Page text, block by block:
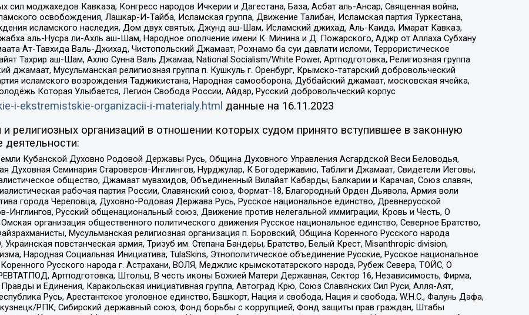
моджахедов Кавказа, Конгресс народов Ичкерии и Дагестана, База, Асбат аль-Ансар, Священная война,
освобождения, Лашкар-И-Тайба, Исламская группа, Движение Талибан, Исламская партия Туркестана,
исламского наследия, Дом двух святых, Джунд аш-Шам, Исламский джихад, Аль-Каида, Имарат Кавказ,
аль-Нусра ли-Ахль аш-Шам, Народное ополчение имени К. Минина и Д. Пожарского, Аджр от Аллаха Субхану
Ат-Тавхида Валь-Джихад, Чистопольский Джамаат, Рохнамо ба суи давлати исломи, Террористическое
Тахрир аш-Шам, Ахлю Сунна Валь Джамаа, National Socialism/White Power, Артподготовка, Религиозная группа
джамаат, Мусульманская религиозная группа п. Кушкуль г. Оренбург, Крымско-татарский добровольческий
исламского возрождения Таджикистана, Народная самооборона, Дуббайский джамаат, московская ячейка,
Которая Улыбается, Легион Свобода России, Айдар, Русский добровольческий корпус
i-ekstremistskie-organizacii-i-materialy.html данные на 16.11.2023
религиозных организаций в отношении которых судом принято вступившее в законную
деятельности:
Кубанской Духовно Родовой Державы Русь, Община Духовного Управления Асгардской Веси Беловодья,
Семинария Староверов-Инглингов, Нурджулар, К Богодержавию, Таблиги Джамаат, Свидетели Иеговы,
общество, Джамаат мувахидов, Объединенный Вилайат Кабарды, Балкарии и Карачая, Союз славян,
рабочая партия России, Славянский союз, Формат-18, Благородный Орден Дьявола, Армия воли
города Череповца, Духовно-Родовая Держава Русь, Русское национальное единство, Древнерусской
Инглингов, Русский общенациональный союз, Движение против нелегальной иммиграции, Кровь и Честь, О
организация общественного политического движения Русское национальное единство, Северное Братство,
Мусульманская религиозная организация п. Боровский, Община Коренного Русского народа
повстанческая армия, Тризуб им. Степана Бандеры, Братство, Белый Крест, Misanthropic division,
Народная Социальная Инициатива, TulaSkins, Этнополитическое объединение Русские, Русское национальное
Русского народа г. Астрахани, ВОЛЯ, Меджлис крымскотатарского народа, Рубеж Севера, ТОЙС, О
Артподготовка, Штольц, В честь иконы Божией Матери Державная, Сектор 16, Независимость, Фирма,
и Единения, Каракольская инициативная группа, Автоград Крю, Союз Славянских Сил Руси, Алля-Аят,
Русь, Арестантское уголовное единство, Башкорт, Нация и свобода, Нация и свобода, W.H.С., Фалунь Дафа,
РПК, Сибирский державный союз, Фонд борьбы с коррупцией, Фонд защиты прав граждан, Штабы